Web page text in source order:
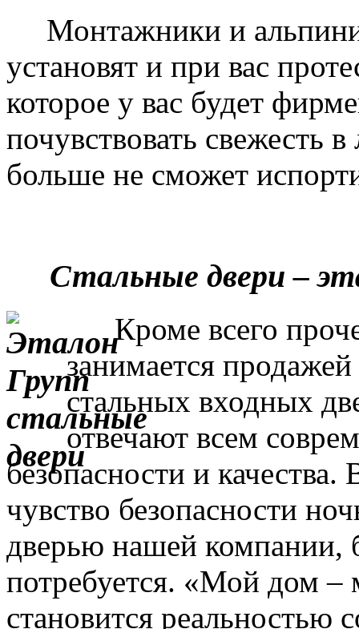
Монтажники и
установят и при вас
которое у вас будет
почувствовать свежесть
больше не сможет
Стальные двери –
Кроме всего
занимается
стальных входных
отвечают всем
безопасности и
чувство безопасности
дверью нашей компании,
потребуется. «Мой дом –
становится реальностью